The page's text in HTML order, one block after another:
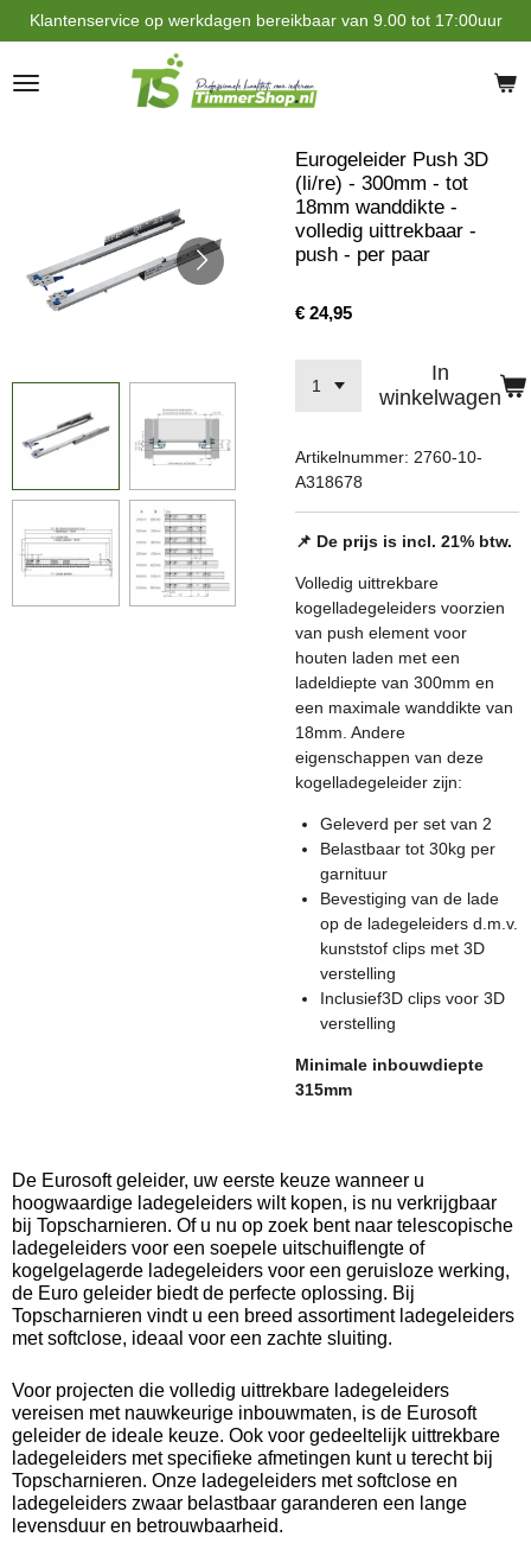
Ga
direct
naar
de
Klantenservice op werkdagen bereikbaar van 9.00 tot 17:00uur
Eurogeleider Push 3D
(li/re) - 300mm - tot
18mm wanddikte -
volledig uittrekbaar -
push - per paar
€ 24,95
In
winkelwagen
Artikelnummer: 2760-10-
A318678
📌 De prijs is incl. 21% btw.
Volledig uittrekbare
kogelladegeleiders voorzien
van push element voor
houten laden met een
ladeldiepte van 300mm en
een maximale wanddikte van
18mm. Andere
eigenschappen van deze
kogelladegeleider zijn:
Geleverd per set van 2
Belastbaar tot 30kg per
garnituur
Bevestiging van de lade
op de ladegeleiders d.m.v.
kunststof clips met 3D
verstelling
Inclusief3D clips voor 3D
verstelling
Minimale inbouwdiepte
315mm
De Eurosoft geleider, uw eerste keuze wanneer u
hoogwaardige ladegeleiders wilt kopen, is nu verkrijgbaar
bij Topscharnieren. Of u nu op zoek bent naar telescopische
ladegeleiders voor een soepele uitschuiflengte of
kogelgelagerde ladegeleiders voor een geruisloze werking,
de Euro geleider biedt de perfecte oplossing. Bij
Topscharnieren vindt u een breed assortiment ladegeleiders
met softclose, ideaal voor een zachte sluiting.
Voor projecten die volledig uittrekbare ladegeleiders
vereisen met nauwkeurige inbouwmaten, is de Eurosoft
geleider de ideale keuze. Ook voor gedeeltelijk uittrekbare
ladegeleiders met specifieke afmetingen kunt u terecht bij
Topscharnieren. Onze ladegeleiders met softclose en
ladegeleiders zwaar belastbaar garanderen een lange
levensduur en betrouwbaarheid.